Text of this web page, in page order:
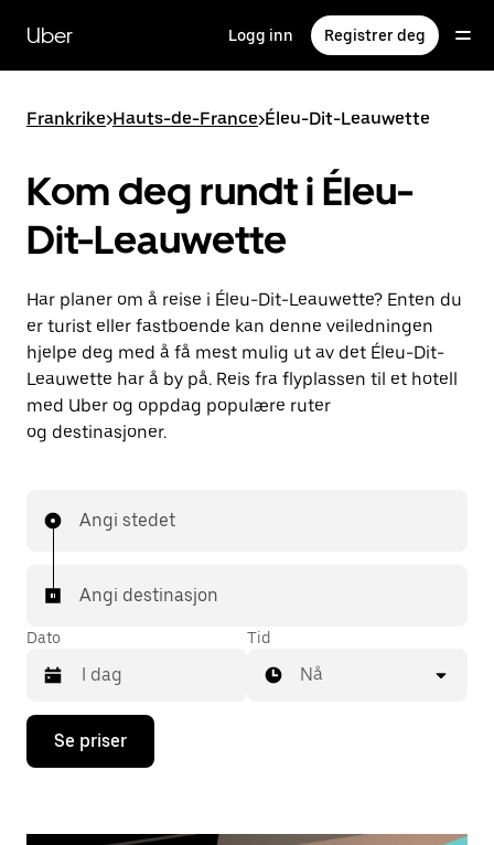
hovedinnholdet
Uber Logg inn Registrer deg
Frankrike>Hauts-de-France>Éleu-Dit-Leauwette
Kom deg rundt i Éleu-
Dit-Leauwette
Har planer om å reise i Éleu-Dit-Leauwette? Enten du
er turist eller fastboende kan denne veiledningen
hjelpe deg med å få mest mulig ut av det Éleu-Dit-
Leauwette har å by på. Reis fra flyplassen til et hotell
med Uber og oppdag populære ruter
og destinasjoner.
Angi stedet
Angi destinasjon
Dato
Trykk
piltast
Tid
Nå
Se priser